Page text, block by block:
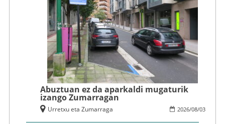
Abuztuan ez da aparkaldi mugaturik
izango Zumarragan
2026/08/03
Urretxu eta Zumarraga